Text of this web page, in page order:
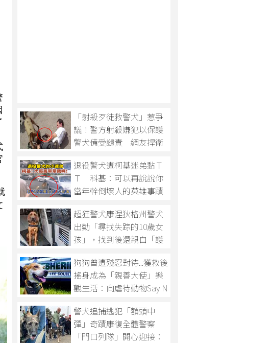
「射殺歹徒救警犬」惹爭
議！警方射殺嫌犯以保護
警犬備受譴責 網友捍衛
退役警犬遭柯基迷弟黏Ｔ
Ｔ 科基：可以再說說你
當年幹倒壞人的英雄事蹟
超狂警犬康涅狄格州警犬
出勤「尋找失踪的10歲女
孩」，找到後還親自「護
狗狗曾遭殘忍對待...獲救後
搖身成為「親善大使」樂
觀生活：向虐待動物Say N
警犬追捕逃犯「額頭中
彈」奇蹟康復全體警察
「門口列隊」開心迎接：